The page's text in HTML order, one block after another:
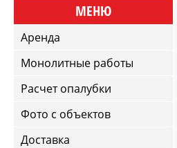
МЕНЮ
Аренда
Монолитные работы
Расчет опалубки
Фото с объектов
Доставка